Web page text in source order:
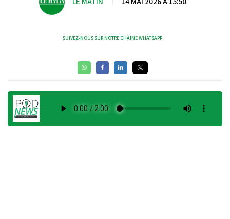
SUIVEZ-NOUS SUR NOTRE CHAÎNE WHATSAPP